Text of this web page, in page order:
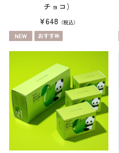
チョコ）
¥648 （税込）